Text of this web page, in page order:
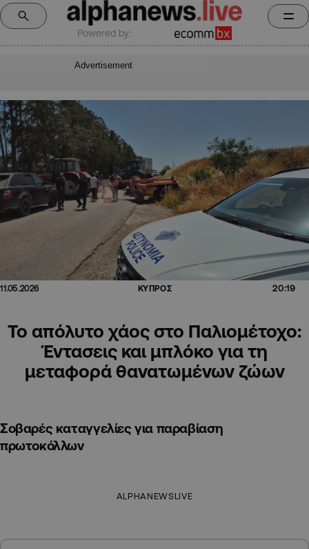
Powered by:
Advertisement
11.05.2026 ΚΥΠΡΟΣ 20:19
Το απόλυτο χάος στο Παλιομέτοχο:
Έντασεις και μπλόκο για τη
μεταφορά θανατωμένων ζώων
Σοβαρές καταγγελίες για παραβίαση
πρωτοκόλλων
ALPHANEWSLIVE